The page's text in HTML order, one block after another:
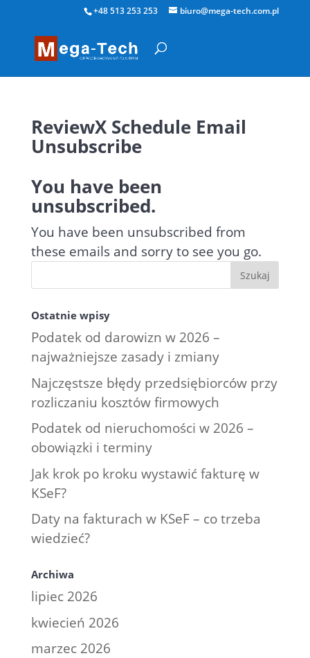
+48 513 253 253 biuro@mega-tech.com.pl
ReviewX Schedule Email
Unsubscribe
You have been
unsubscribed.
You have been unsubscribed from
these emails and sorry to see you go.
Ostatnie wpisy
Podatek od darowizn w 2026 –
najważniejsze zasady i zmiany
Najczęstsze błędy przedsiębiorców przy
rozliczaniu kosztów firmowych
Podatek od nieruchomości w 2026 –
obowiązki i terminy
Jak krok po kroku wystawić fakturę w
KSeF?
Daty na fakturach w KSeF – co trzeba
wiedzieć?
Archiwa
lipiec 2026
kwiecień 2026
marzec 2026